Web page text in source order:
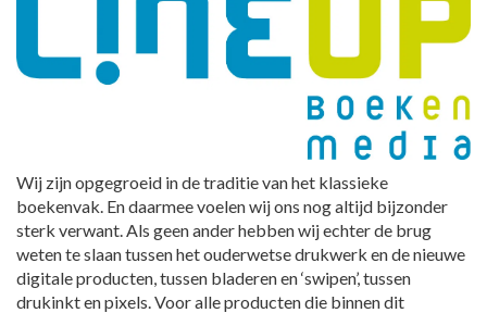
Wij zijn opgegroeid in de traditie van het klassieke
boekenvak. En daarmee voelen wij ons nog altijd bijzonder
sterk verwant. Als geen ander hebben wij echter de brug
weten te slaan tussen het ouderwetse drukwerk en de nieuwe
digitale producten, tussen bladeren en ‘swipen’, tussen
drukinkt en pixels. Voor alle producten die binnen dit